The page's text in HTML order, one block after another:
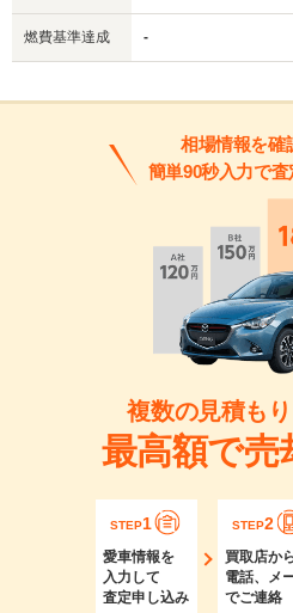
燃費基準達成 -
相場情報を確
簡単90秒入力で査
複数の見積も
最高額で売
STEP1
愛車情報を
入力して
査定申し込み
STEP2
買取店か
電話、メ
でご連絡